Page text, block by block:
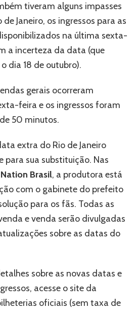
tiveram alguns impasses
Janeiro, os ingressos para as
na última sexta-
a incerteza da data (que
dia 18 de outubro).
gerais ocorreram
feira e os ingressos foram
50 minutos.
extra do Rio de Janeiro
para sua substituição. Nas
Brasil, a produtora está
com o gabinete do prefeito
para os fãs. Todas as
e venda serão divulgadas
sobre as datas do
sobre as novas datas e
acesse o site da
oficiais (sem taxa de